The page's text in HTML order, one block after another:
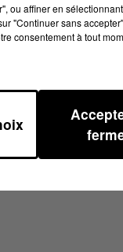
ou affiner en
"Continuer sans
consentement à tout